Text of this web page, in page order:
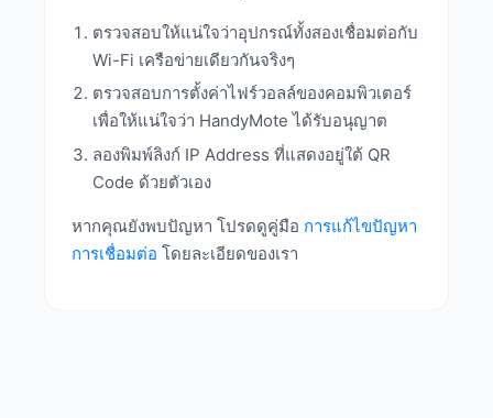
ตรวจสอบให้แน่ใจว่าอุปกรณ์ทั้งสองเชื่อมต่อกับ
Wi-Fi เครือข่ายเดียวกันจริงๆ
ตรวจสอบการตั้งค่าไฟร์วอลล์ของคอมพิวเตอร์
เพื่อให้แน่ใจว่า HandyMote ได้รับอนุญาต
ลองพิมพ์ลิงก์ IP Address ที่แสดงอยู่ใต้ QR
Code ด้วยตัวเอง
หากคุณยังพบปัญหา โปรดดูคู่มือ การแก้ไขปัญหา
การเชื่อมต่อ โดยละเอียดของเรา